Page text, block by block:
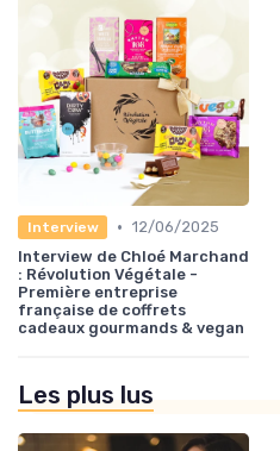
Interview • 12/06/2025
Interview de Chloé Marchand
: Révolution Végétale -
Première entreprise
française de coffrets
cadeaux gourmands & vegan
Les plus lus